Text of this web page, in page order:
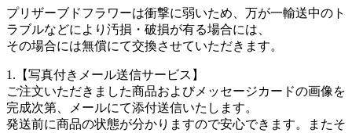
プリザーブドフラワーは衝撃に弱いため、万が一輸送中のト
ラブルなどにより汚損・破損が有る場合には、
その場合には無償にて交換させていただきます。
1.【写真付きメール送信サービス】
ご注文いただきました商品およびメッセージカードの画像を
完成次第、メールにて添付送信いたします。
発送前に商品の状態が分かりますので安心できます。またそ